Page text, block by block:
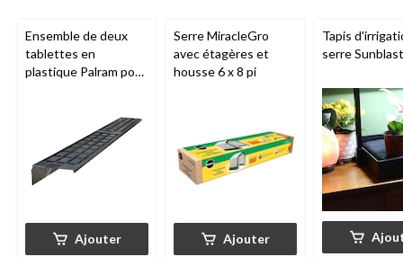
Ensemble de deux
tablettes en
plastique Palram pour
Ajouter
Serre MiracleGro
avec étagères et
housse 6 x 8 pi
Ajouter
Tapis
serre